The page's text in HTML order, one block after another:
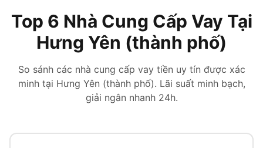
Top 6 Nhà Cung Cấp Vay Tại
Hưng Yên (thành phố)
So sánh các nhà cung cấp vay tiền uy tín được xác
minh tại Hưng Yên (thành phố). Lãi suất minh bạch,
giải ngân nhanh 24h.